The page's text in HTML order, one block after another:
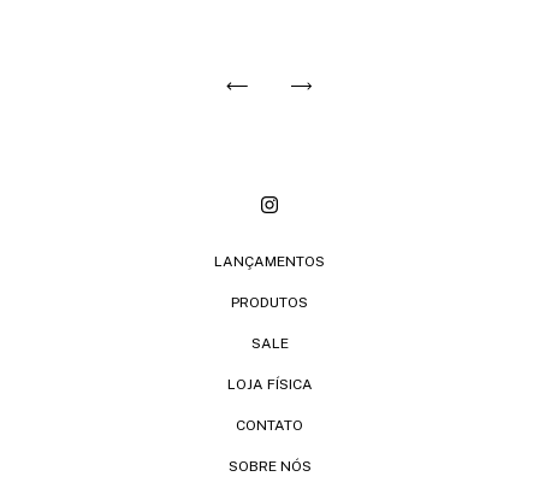
LANÇAMENTOS
PRODUTOS
SALE
LOJA FÍSICA
CONTATO
SOBRE NÓS